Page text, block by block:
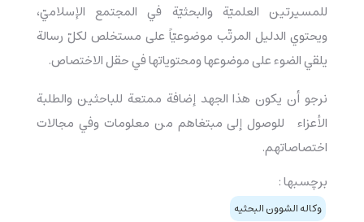
للمسيرتين العلميّة والبحثيّة في المجتمع الإسلاميّ،
ويحتوي الدليل المرتّب موضوعيّاً علی مستخلص لکلّ رسالة
يلقي الضوء علی موضوعها ومحتوياتها في حقل الاختصاص.
نرجو أن يکون هذا الجهد إضافة ممتعة للباحثين والطلبة
الأعزاء للوصول إلی مبتغاهم من معلومات وفي مجالات
اختصاصاتهم.
برچسبها :
وکاله الشوون البحثیه